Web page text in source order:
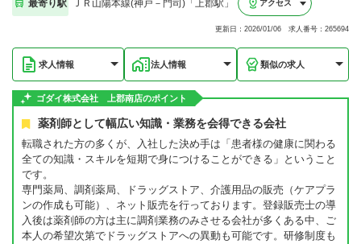
最寄り駅 ＪＲ山陽本線(神戸－門司)「上郡駅」 アクセス
更新日：2026/01/06 求人番号：265694
求人情報 法人情報 類似の求人
ゴダイ株式会社 上郡南店のポイント
薬剤師として幅広い知識・業務を会得できる会社
転職された方の多くが、入社した決め手は「患者様の健康に関わる
全ての知識・スキルを短期で身につけることができる」ということ
です。
専門薬局、調剤薬局、ドラッグストア、介護用品の販売（ケアプラ
ンの作成も可能）、ネット販売を行っております。登録販売士の導
入後は薬剤師の方は主に調剤業務のみさせる会社が多くある中、ご
本人の希望次第でドラッグストアへの異動も可能です。研修制度も